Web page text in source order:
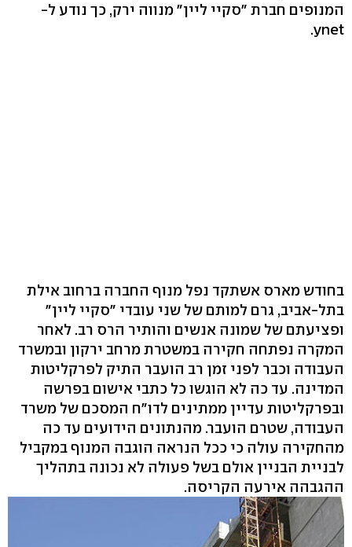
המנופים חברת "סקיי ליין" מנווה ירק, כך נודע ל-
ynet.
בחודש מארס אשתקד נפל מנוף החברה ברחוב אילת
בתל-אביב, גרם למותם של שני עובדי "סקיי ליין"
ופציעתם של שמונה אנשים והותיר הרס רב. לאחר
המקרה נפתחה חקירה במשטרת מרחב ירקון ובמשרד
העבודה וכבר לפני זמן רב הועבר התיק לפרקליטות
המדינה. עד כה לא הוגשו כל כתבי אישום בפרשה
ובפרקליטות עדיין ממתינים לדו"ח המסכם של משרד
העבודה, שטרם הועבר. מהנתונים הידועים עד כה
מהחקירה עולה כי ככל הנראה הוגבה המנוף במקביל
לבניית הבניין אולם בשל פעולה לא נכונה בתהליך
ההגבהה אירעה הקריסה.